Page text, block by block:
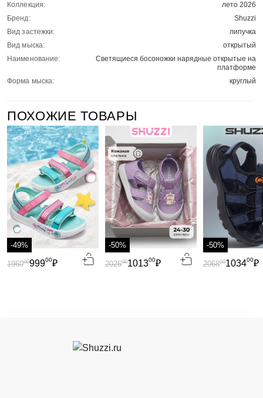
Коллекция:
лето 2026
Бренд:
Shuzzi
Вид застежки:
липучка
Вид мыска:
открытый
Наименование:
Светящиеся босоножки нарядные открытые на
платформе
Форма мыска:
круглый
ПОХОЖИЕ ТОВАРЫ
-49%
99900₽
196000
-50%
101300₽
202600
-50%
103400₽
206800